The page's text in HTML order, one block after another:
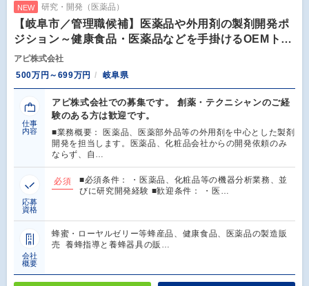
NEW 研究・開発（医薬品）
【岐阜市／管理職候補】医薬品や外用剤の製剤開発ポ
ジション～健康食品・医薬品などを手掛けるOEMト…
アピ株式会社
500万円～699万円
岐阜県
仕事
内容
アピ株式会社での募集です。 創薬・テクニシャンのご経
験のある方は歓迎です。
■業務概要： 医薬品、医薬部外品等の外用剤を中心とした製剤
開発を担当します。医薬品、化粧品会社からの開発依頼のみ
ならず、自…
応募
資格
必須
■必須条件： ・医薬品、化粧品等の機器分析業務、並
びに研究開発経験 ■歓迎条件： ・医…
会社
概要
蜂蜜・ローヤルゼリー等蜂産品、健康食品、医薬品の製造販
売 養蜂指導と養蜂器具の販…